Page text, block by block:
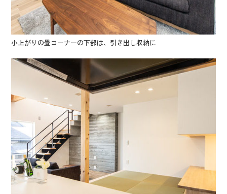
小上がりの畳コーナーの下部は、引き出し収納に